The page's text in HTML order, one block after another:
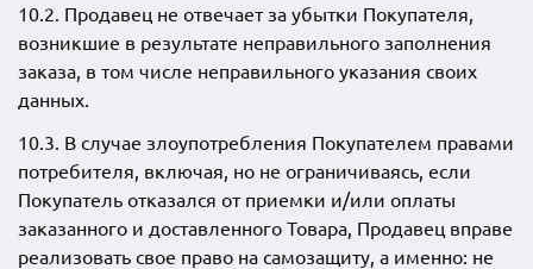
10.2. Продавец не отвечает за убытки Покупателя,
возникшие в результате неправильного заполнения
заказа, в том числе неправильного указания своих
данных.
10.3. В случае злоупотребления Покупателем правами
потребителя, включая, но не ограничиваясь, если
Покупатель отказался от приемки и/или оплаты
заказанного и доставленного Товара, Продавец вправе
реализовать свое право на самозащиту, а именно: не